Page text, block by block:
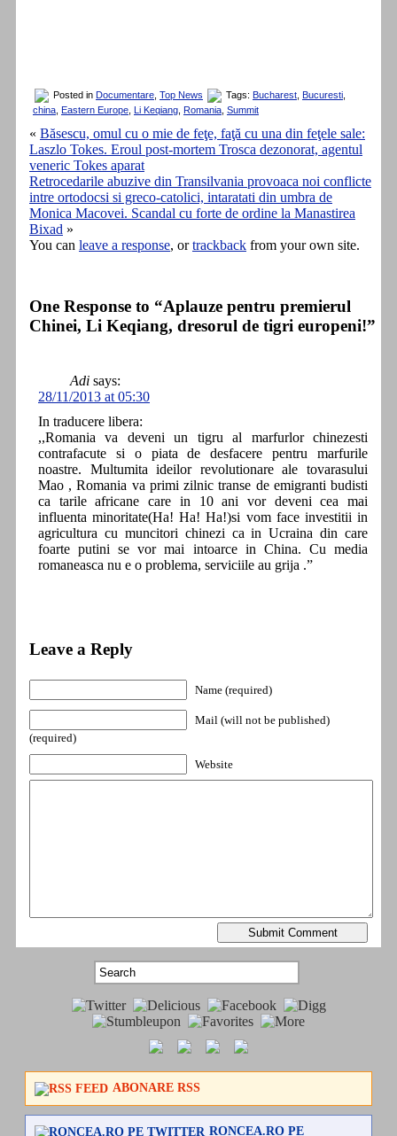
Posted in Documentare Top News Tags: Bucharest Bucuresti
china
Eastern Europe Li Keqiang Romania Summit
« Băsescu, omul cu o mie de feţe, faţă cu una din feţele sale:
Laszlo Tokes. Eroul post-mortem Trosca dezonorat, agentul
veneric Tokes aparat
Retrocedarile abuzive din Transilvania provoaca noi conflicte
intre ortodocsi si greco-catolici, intaratati din umbra de
Monica Macovei. Scandal cu forte de ordine la Manastirea
Bixad »
You can leave a response, ortrackback from your own site.
One Response to “Aplauze pentru premierul
Chinei, Li Keqiang, dresorul de tigri europeni!”
Adi says:
28/11/2013 at 05:30
In traducere libera:
,,Romania va deveni un tigru al marfurlor chinezesti
contrafacute si o piata de desfacere pentru marfurile
noastre. Multumita ideilor revolutionare ale tovarasului
Mao , Romania va primi zilnic transe de emigranti budisti
ca tarile africane care in 10 ani vor deveni cea mai
influenta minoritate(Ha! Ha! Ha!)si vom face investitii in
agricultura cu muncitori chinezi ca in Ucraina din care
foarte putini se vor mai intoarce in China. Cu media
romaneasca nu e o problema, serviciile au grija .”
Leave a Reply
Name (required)
Mail (will not be published)
(required)
Website
ABONARE RSS
RONCEA.RO PE